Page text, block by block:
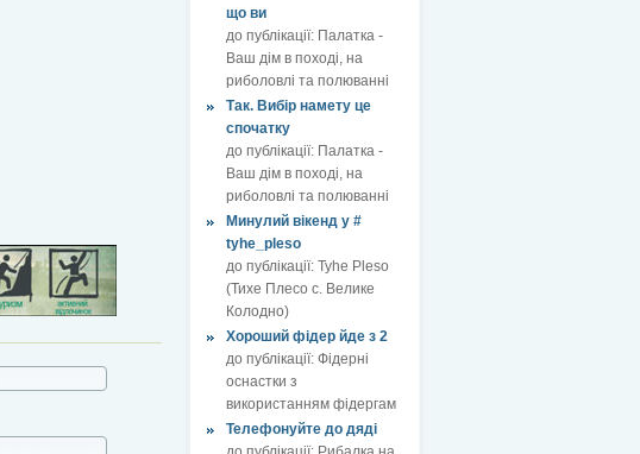
що ви
до публікації: Палатка -
Ваш дім в поході, на
риболовлі та полюванні
Так. Вибір намету це
спочатку
до публікації: Палатка -
Ваш дім в поході, на
риболовлі та полюванні
Минулий вікенд у #
tyhe_pleso
до публікації: Tyhe Pleso
(Тихе Плесо с. Велике
Колодно)
Хороший фідер йде з 2
до публікації: Фідерні
оснастки з
використанням фідергам
Телефонуйте до дяді